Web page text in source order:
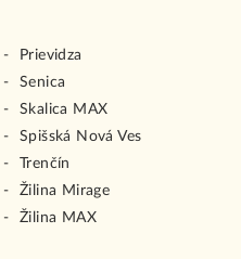
Prievidza
Senica
Skalica MAX
Spišská Nová Ves
Trenčín
Žilina Mirage
Žilina MAX